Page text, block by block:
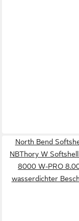
North Bend
NBThory W
8000 W-PRO
wasserdichter